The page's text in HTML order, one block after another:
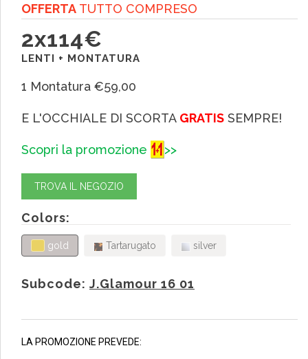
OFFERTA TUTTO COMPRESO
2x114€
LENTI + MONTATURA
1 Montatura €59,00
E L'OCCHIALE DI SCORTA GRATIS SEMPRE!
Scopri la promozione >>
TROVA IL NEGOZIO
Colors:
gold Tartarugato silver
Subcode: J.Glamour 16 01
LA PROMOZIONE PREVEDE: